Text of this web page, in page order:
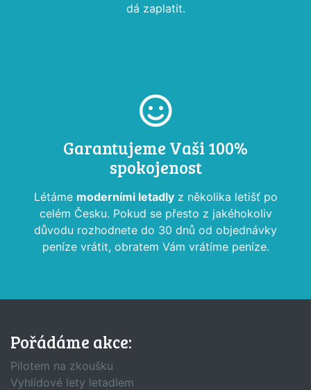
dá zaplatit.
Garantujeme Vaši 100%
spokojenost
Létáme moderními letadlyz několika letišť po
celém Česku. Pokud se přesto z jakéhokoliv
důvodu rozhodnete do 30 dnů od objednávky
peníze vrátit, obratem Vám vrátíme peníze.
Pořádáme akce:
Pilotem na zkoušku
Vyhlídové lety letadlem